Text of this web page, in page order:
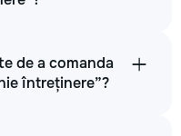
de a comanda
întreținere”?